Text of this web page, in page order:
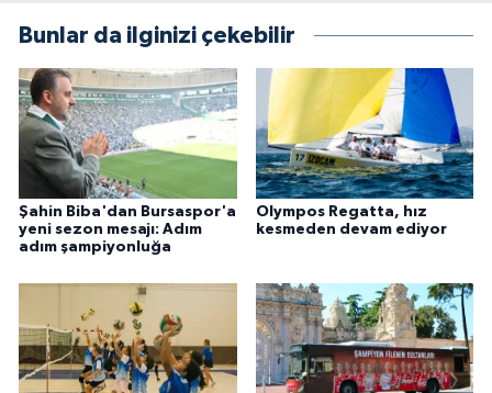
Bunlar da ilginizi çekebilir
Şahin Biba'dan Bursaspor'a
yeni sezon mesajı: Adım
adım şampiyonluğa
Olympos Regatta, hız
kesmeden devam ediyor